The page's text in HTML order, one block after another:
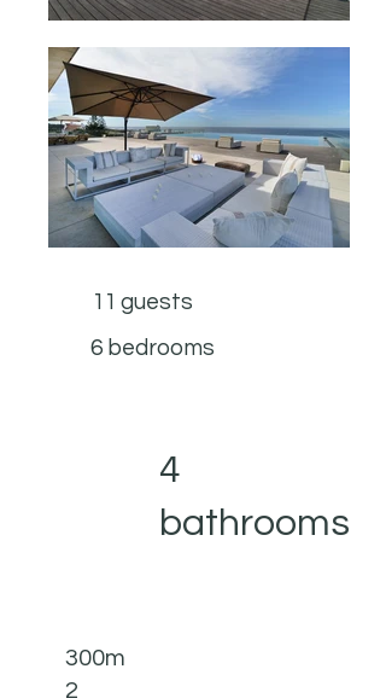
11 guests
6 bedrooms
4
bathrooms
300m
2